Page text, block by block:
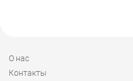
О нас
Контакты